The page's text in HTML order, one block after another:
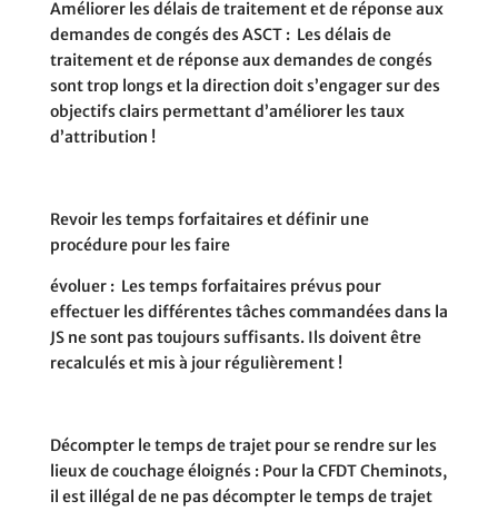
Améliorer les délais de traitement et de réponse aux
demandes de congés des ASCT : Les délais de
traitement et de réponse aux demandes de congés
sont trop longs et la direction doit s’engager sur des
objectifs clairs permettant d’améliorer les taux
d’attribution !
Revoir les temps forfaitaires et définir une
procédure pour les faire
évoluer : Les temps forfaitaires prévus pour
effectuer les différentes tâches commandées dans la
JS ne sont pas toujours suffisants. Ils doivent être
recalculés et mis à jour régulièrement !
Décompter le temps de trajet pour se rendre sur les
lieux de couchage éloignés : Pour la CFDT Cheminots,
il est illégal de ne pas décompter le temps de trajet